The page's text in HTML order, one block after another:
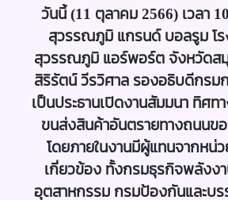
วันนี้ (11 ตุลาคม 2566) เวลา
สุวรรณภูมิ แกรนด์ บอลรูม โร
สุวรรณภูมิ แอร์พอร์ต จังหวัดส
สิริรัตน์ วีรวิศาล รองอธิบดีกรม
เป็นประธานเปิดงานสัมมนา ทิศ
ขนส่งสินค้าอันตรายทางถนนข
โดยภายในงานมีผู้แทนจากหน่
เกี่ยวข้อง ทั้งกรมธุรกิจพลังง
อุตสาหกรรม กรมป้องกันและบร